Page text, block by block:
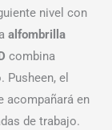
nivel con
alfombrilla
combina
el
acompañará en
de trabajo.